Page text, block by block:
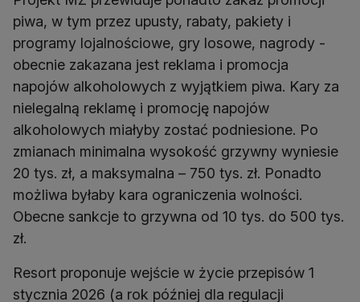
piwa, w tym przez upusty, rabaty, pakiety i
programy lojalnościowe, gry losowe, nagrody -
obecnie zakazana jest reklama i promocja
napojów alkoholowych z wyjątkiem piwa. Kary za
nielegalną reklamę i promocję napojów
alkoholowych miałyby zostać podniesione. Po
zmianach minimalna wysokość grzywny wyniesie
20 tys. zł, a maksymalna – 750 tys. zł. Ponadto
możliwa byłaby kara ograniczenia wolności.
Obecne sankcje to grzywna od 10 tys. do 500 tys.
zł.
Resort proponuje wejście w życie przepisów 1
stycznia 2026 (a rok później dla regulacji